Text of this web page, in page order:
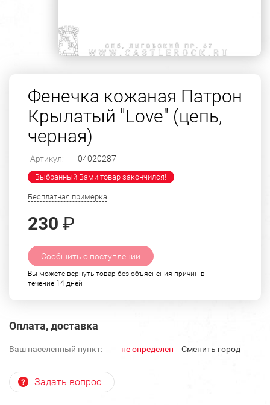
Фенечка кожаная Патрон
Крылатый "Love" (цепь,
черная)
Артикул: 04020287
Выбранный Вами товар закончился!
Бесплатная примерка
230 ₽
Сообщить о поступлении
Вы можете вернуть товар без объяснения причин в
течение 14 дней
Оплата, доставка
Ваш населенный пункт: не определен Cменить город
Задать вопрос